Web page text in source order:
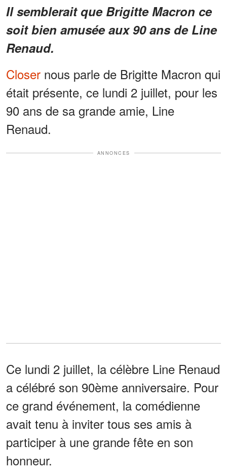
Il semblerait que Brigitte Macron ce
soit bien amusée aux 90 ans de Line
Renaud.
Closer nous parle de Brigitte Macron qui
était présente, ce lundi 2 juillet, pour les
90 ans de sa grande amie, Line
Renaud.
ANNONCES
Ce lundi 2 juillet, la célèbre Line Renaud
a célébré son 90ème anniversaire. Pour
ce grand événement, la comédienne
avait tenu à inviter tous ses amis à
participer à une grande fête en son
honneur.